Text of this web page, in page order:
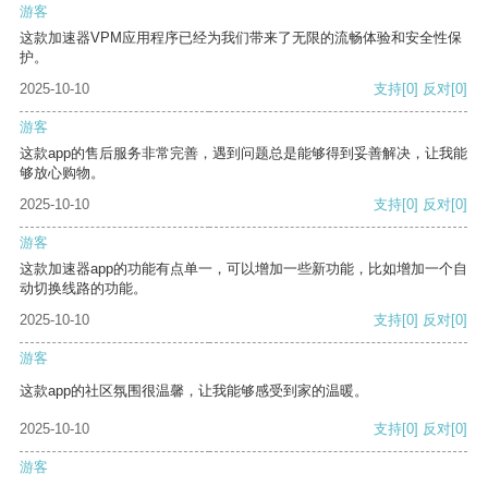
游客
这款加速器VPM应用程序已经为我们带来了无限的流畅体验和安全性保
护。
2025-10-10
支持[0] 反对[0]
游客
这款app的售后服务非常完善，遇到问题总是能够得到妥善解决，让我能
够放心购物。
2025-10-10
支持[0] 反对[0]
游客
这款加速器app的功能有点单一，可以增加一些新功能，比如增加一个自
动切换线路的功能。
2025-10-10
支持[0] 反对[0]
游客
这款app的社区氛围很温馨，让我能够感受到家的温暖。
2025-10-10 支持[0] 反对[0]
游客